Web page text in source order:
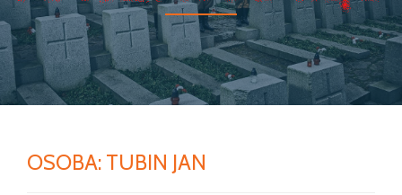
OSOBA: TUBIN JAN